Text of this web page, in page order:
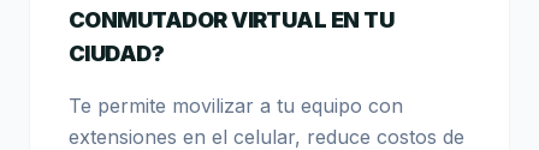
CONMUTADOR VIRTUAL EN TU
CIUDAD?
Te permite movilizar a tu equipo con
extensiones en el celular, reduce costos de